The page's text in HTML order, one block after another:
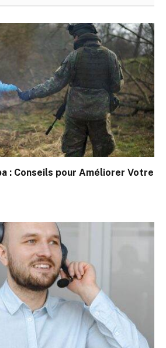
: Conseils pour Améliorer Votre